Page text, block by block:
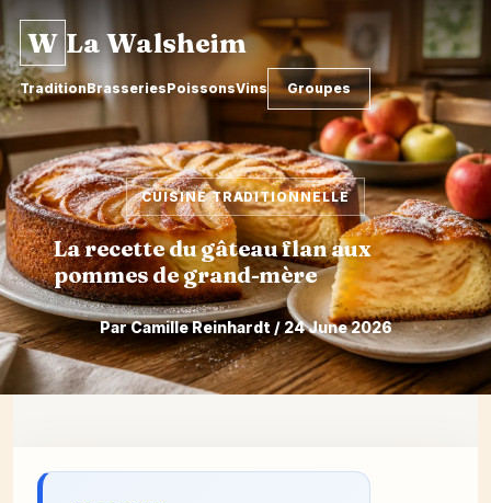
W La Walsheim
TraditionBrasseriesPoissonsVins Groupes
CUISINE TRADITIONNELLE
La recette du gâteau flan aux
pommes de grand-mère
Par Camille Reinhardt / 24 June 2026